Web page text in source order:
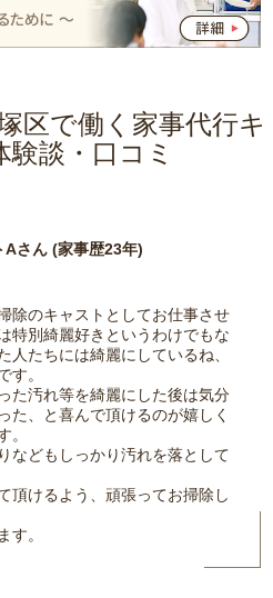
区で働く家事代行キ
験談・口コミ
Aさん (家事歴23年)
除のキャストとしてお仕事させ
特別綺麗好きというわけでもな
人たちには綺麗にしているね、
す。
た汚れ等を綺麗にした後は気分
た、と喜んで頂けるのが嬉しく
。
などもしっかり汚れを落として
頂けるよう、頑張ってお掃除し
す。